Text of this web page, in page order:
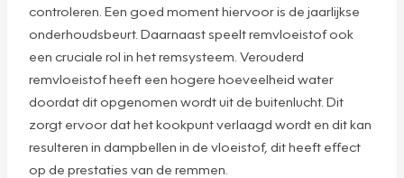
controleren. Een goed moment hiervoor is de jaarlijkse
onderhoudsbeurt. Daarnaast speelt remvloeistof ook
een cruciale rol in het remsysteem. Verouderd
remvloeistof heeft een hogere hoeveelheid water
doordat dit opgenomen wordt uit de buitenlucht. Dit
zorgt ervoor dat het kookpunt verlaagd wordt en dit kan
resulteren in dampbellen in de vloeistof, dit heeft effect
op de prestaties van de remmen.